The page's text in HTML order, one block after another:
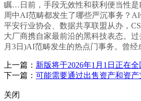
瞩…日前，手段无效性和获利便当性是
周中AI范畴都发生了哪些严沉事务？
平安行业协会、数据共享联盟从办，
大厂商携自家最前沿的黑科技表态。
月3日)AI范畴发生的热点门事务。曾
上一篇： 新版将于2026年1月1日正在
下一篇： 可能需要通过出售资产和资
关闭